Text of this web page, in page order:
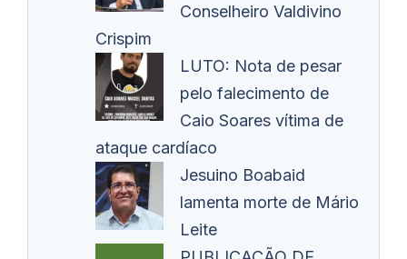
Conselheiro Valdivino
Crispim
LUTO: Nota de pesar
pelo falecimento de
Caio Soares vítima de
ataque cardíaco
Jesuino Boabaid
lamenta morte de Mário
Leite